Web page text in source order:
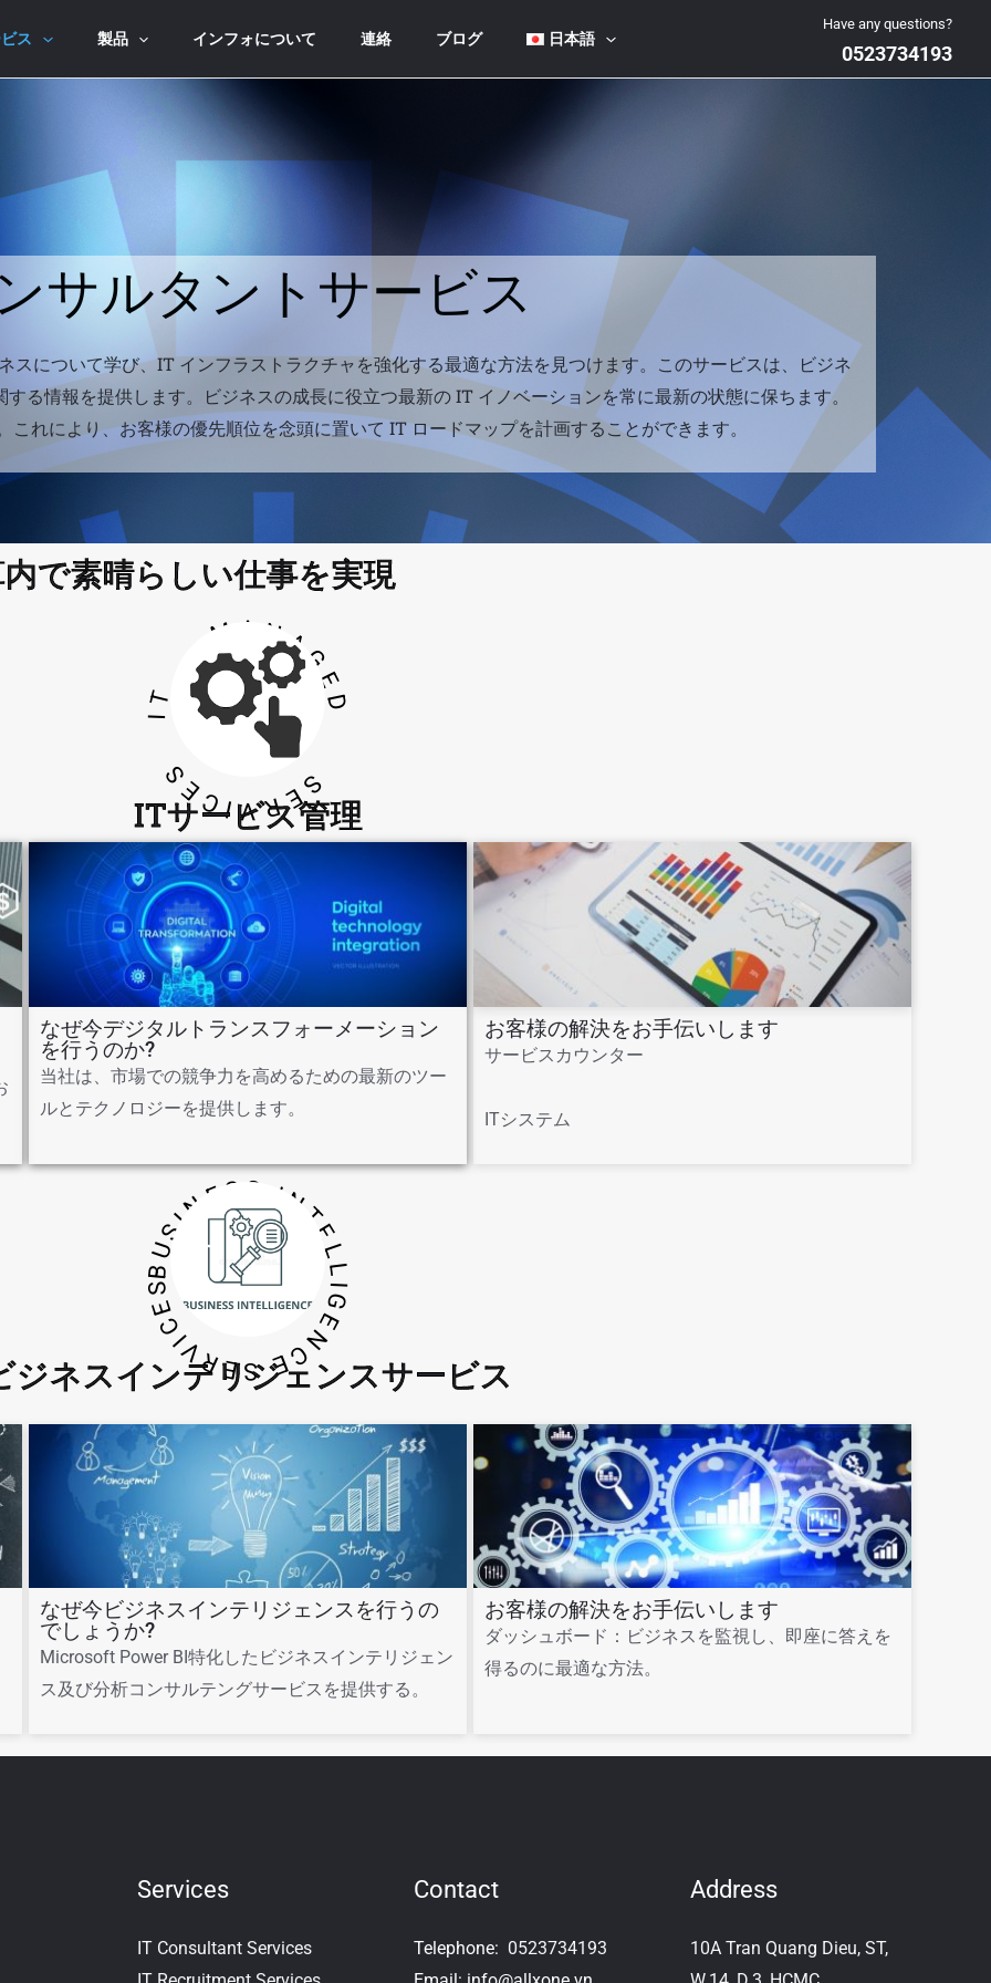
ス 製品 インフォについて 連絡 ブログ 日本語
Have any questions?
0523734193
サルタントサービス
スについて学び、IT インフラストラクチャを強化する最適な方法を見つけます。このサービスは、ビジネ
る情報を提供します。ビジネスの成長に役立つ最新の IT イノベーションを常に最新の状態に保ちます。
れにより、お客様の優先順位を念頭に置いて IT ロードマップを計画することができます。
で素晴らしい仕事を実現
ITMANAGED SERVICES
ITサービス管理
なぜ今デジタルトランスフォーメーション
を行うのか?
当社は、市場での競争力を高めるための最新のツー
ルとテクノロジーを提供します。
お客様の解決をお手伝いします
サービスカウンター
ITシステム
BUSINESS INTELLIGENCE SERVICES
ジネスインテリジェンスサービス
なぜ今ビジネスインテリジェンスを行うの
でしょうか?
Microsoft Power BI特化したビジネスインテリジェン
ス及び分析コンサルテングサービスを提供する。
お客様の解決をお手伝いします
ダッシュボード：ビジネスを監視し、即座に答えを
得るのに最適な方法。
Services
IT Consultant Services
Contact
Telephone: 0523734193
Address
10A Tran Quang Dieu, ST,